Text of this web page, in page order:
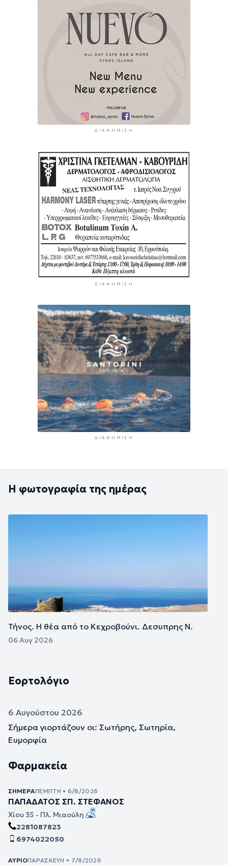
ΔΙΑΦΉΜΙΣΗ
ΔΙΑΦΉΜΙΣΗ
ΔΙΑΦΉΜΙΣΗ
Η φωτογραφία της ημέρας
Τήνος. Η θέα από το Κεχροβούνι. Δεσυπρης Ν.
06 Αυγ 2026
Εορτολόγιο
6 Αυγούστου 2026
Σήμερα γιορτάζουν οι: Σωτήρης, Σωτηρία,
Ευμορφία
Φαρμακεία
ΣΉΜΕΡΑΠΈΜΠΤΗ • 6/8/2026
ΠΑΠΑΔΑΤΟΣ ΣΠ. ΣΤΕΦΑΝΟΣ
Χίου 35 - Πλ. Μιαούλη
2281087823
6974022050
ΑΎΡΙΟΠΑΡΑΣΚΕΥΉ • 7/8/2026